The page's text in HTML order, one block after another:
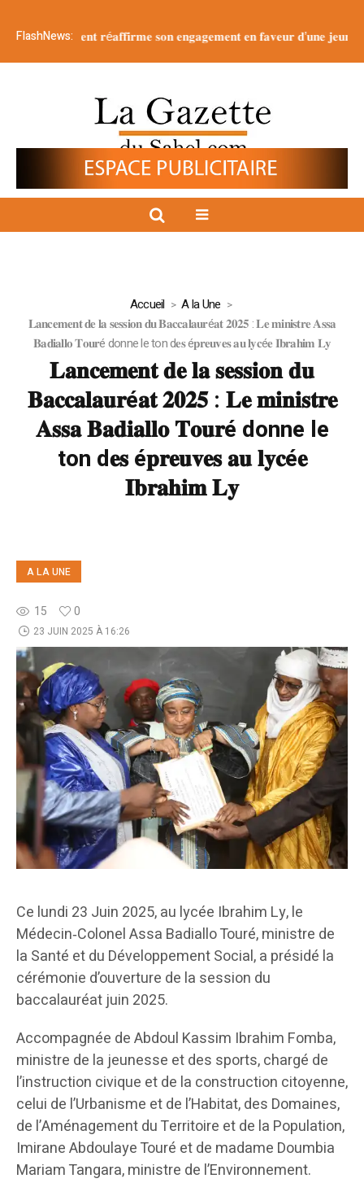
FlashNews:𝐫é𝐚𝐟𝐟𝐢𝐫𝐦𝐞 𝐬𝐨𝐧 𝐞𝐧𝐠𝐚𝐠𝐞𝐦𝐞𝐧𝐭 𝐞𝐧 𝐟𝐚𝐯𝐞𝐮𝐫 𝐝’𝐮𝐧𝐞 𝐣𝐞𝐮𝐧𝐞𝐬𝐬𝐞
Accueil
A la Une
𝐋𝐚𝐧𝐜𝐞𝐦𝐞𝐧𝐭 𝐝𝐞 𝐥𝐚 𝐬𝐞𝐬𝐬𝐢𝐨𝐧 𝐝𝐮 𝐁𝐚𝐜𝐜𝐚𝐥𝐚𝐮𝐫é𝐚𝐭 𝟐𝟎𝟐𝟓 : 𝐋𝐞 𝐦𝐢𝐧𝐢𝐬𝐭𝐫𝐞 𝐀𝐬𝐬𝐚
𝐁𝐚𝐝𝐢𝐚𝐥𝐥𝐨 𝐓𝐨𝐮𝐫é donne le ton d𝐞𝐬 é𝐩𝐫𝐞𝐮𝐯𝐞𝐬 𝐚𝐮 𝐥𝐲𝐜é𝐞 𝐈𝐛𝐫𝐚𝐡𝐢𝐦 𝐋𝐲
𝐋𝐚𝐧𝐜𝐞𝐦𝐞𝐧𝐭 𝐝𝐞 𝐥𝐚 𝐬𝐞𝐬𝐬𝐢𝐨𝐧 𝐝𝐮
𝐁𝐚𝐜𝐜𝐚𝐥𝐚𝐮𝐫é𝐚𝐭 𝟐𝟎𝟐𝟓 : 𝐋𝐞 𝐦𝐢𝐧𝐢𝐬𝐭𝐫𝐞
𝐀𝐬𝐬𝐚 𝐁𝐚𝐝𝐢𝐚𝐥𝐥𝐨 𝐓𝐨𝐮𝐫é donne le
ton d𝐞𝐬 é𝐩𝐫𝐞𝐮𝐯𝐞𝐬 𝐚𝐮 𝐥𝐲𝐜é𝐞
𝐈𝐛𝐫𝐚𝐡𝐢𝐦 𝐋𝐲
A LA UNE
15 0
23 JUIN 2025 À 16:26
Ce lundi 23 Juin 2025, au lycée Ibrahim Ly, le
Médecin‑Colonel Assa Badiallo Touré, ministre de
la Santé et du Développement Social, a présidé la
cérémonie d’ouverture de la session du
baccalauréat juin 2025.
Accompagnée de Abdoul Kassim Ibrahim Fomba,
ministre de la jeunesse et des sports, chargé de
l’instruction civique et de la construction citoyenne,
celui de l’Urbanisme et de l’Habitat, des Domaines,
de l’Aménagement du Territoire et de la Population,
Imirane Abdoulaye Touré et de madame Doumbia
Mariam Tangara, ministre de l’Environnement.